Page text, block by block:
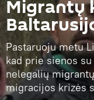
Migrantų
Pastaruoju metu
kad prie sienos
nelegalių
migracijos krizės